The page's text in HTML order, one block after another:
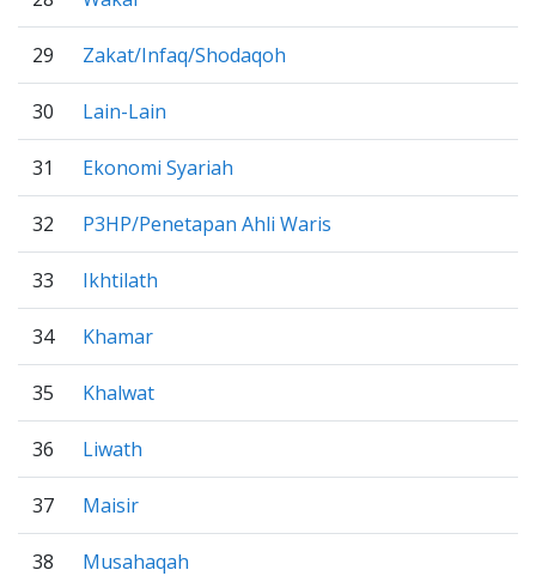
29 Zakat/Infaq/Shodaqoh
30 Lain-Lain
31 Ekonomi Syariah
32 P3HP/Penetapan Ahli Waris
33 Ikhtilath
34 Khamar
35 Khalwat
36 Liwath
37 Maisir
38 Musahaqah